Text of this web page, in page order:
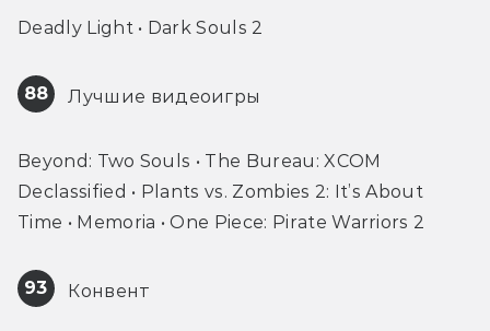
Deadly Light • Dark Souls 2
88 Лучшие видеоигры
Beyond: Two Souls • The Bureau: XCOM
Declassified • Plants vs. Zombies 2: It’s About
Time • Memoria • One Piece: Pirate Warriors 2
93 Конвент